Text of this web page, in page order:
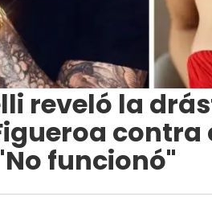
reveló la
contra
funcionó"